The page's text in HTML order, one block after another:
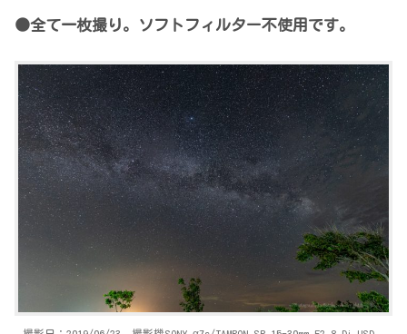
●全て一枚撮り。ソフトフィルター不使用です。